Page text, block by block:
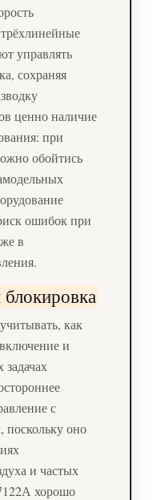
управлять
сохраняя
ценно наличие
при
обойтись
ошибок при
в
как
и
с
поскольку оно
и частых
хорошо